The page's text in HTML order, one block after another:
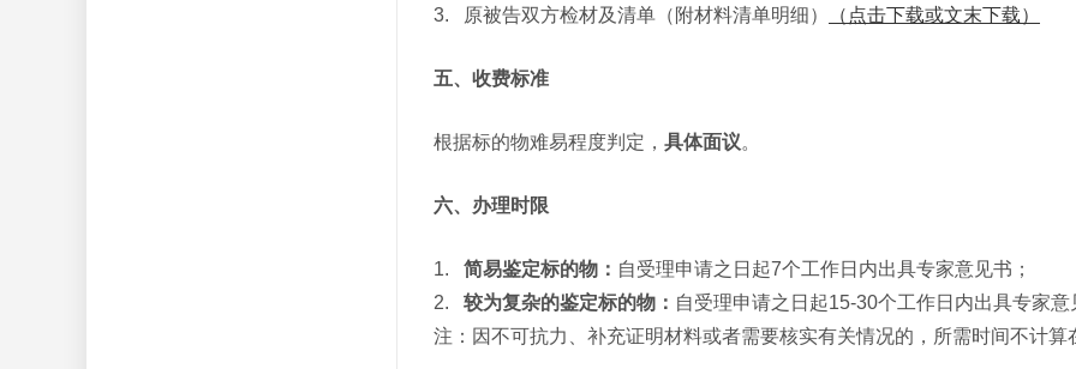
3. 原被告双方检材及清单（附材料清单明细） （点击下载或文末下载）
五、收费标准
根据标的物难易程度判定， 具体面议。
六、办理时限
1. 简易鉴定标的物： 自受理申请之日起7个工作日内出具专家意见书；
2. 较为复杂的鉴定标的物： 自受理申请之日起15-30个工作日内出具专家意
注：因不可抗力、补充证明材料或者需要核实有关情况的，所需时间不计算